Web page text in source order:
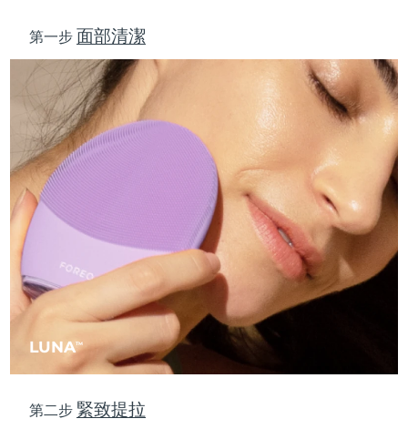
LUNATM
第一步 面部清潔
第二步 緊致提拉
盧森堡
中國澳門特別行政區 預計送達日期8/12/26
馬來西亞 預計送達日期
馬爾他 預計送達日期
墨西哥 預計送達日期8/14/26
摩納哥 預計送達日期 8/11/26
荷蘭 預計送達日期
紐西蘭